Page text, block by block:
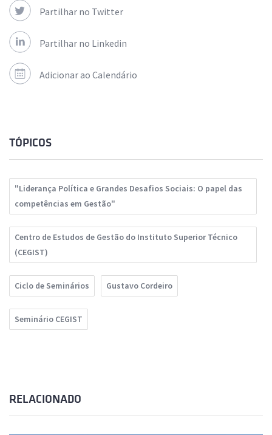
Partilhar no Twitter
Partilhar no Linkedin
Adicionar ao Calendário
TÓPICOS
"Liderança Política e Grandes Desafios Sociais: O papel das
competências em Gestão"
Centro de Estudos de Gestão do Instituto Superior Técnico
(CEGIST)
Ciclo de Seminários Gustavo Cordeiro
Seminário CEGIST
RELACIONADO